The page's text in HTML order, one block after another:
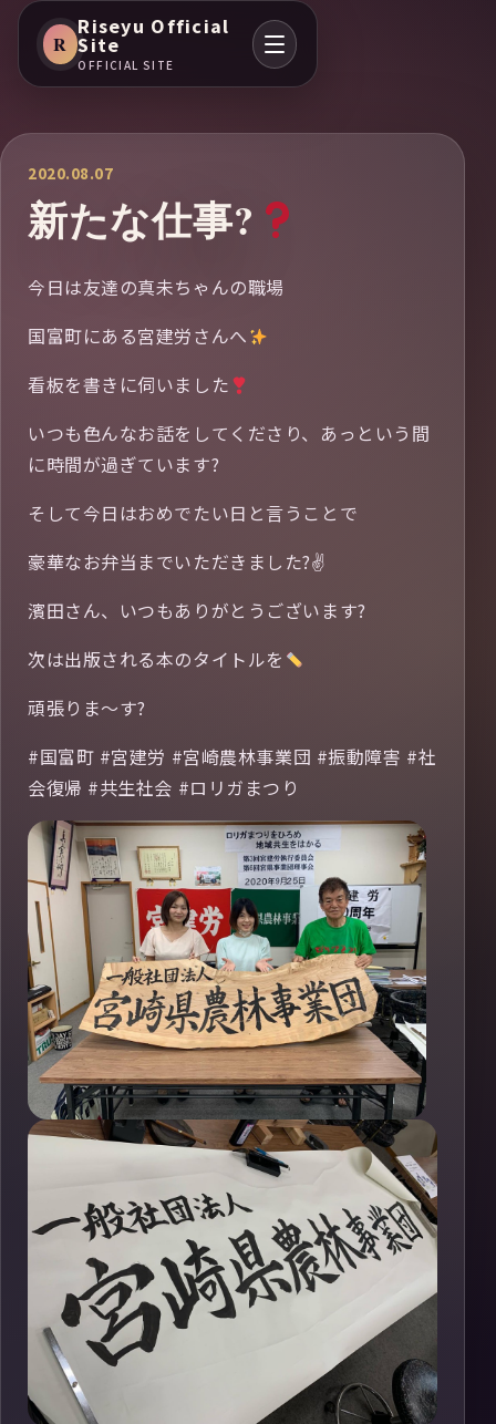
R
Riseyu Official
Site
OFFICIAL SITE
2020.08.07
新たな仕事?
今日は友達の真未ちゃんの職場
国富町にある宮建労さんへ
看板を書きに伺いました
いつも色んなお話をしてくださり、あっという間
に時間が過ぎています?
そして今日はおめでたい日と言うことで
豪華なお弁当までいただきました?✌️
濱田さん、いつもありがとうございます?
次は出版される本のタイトルを
頑張りま〜す?
#国富町 #宮建労 #宮崎農林事業団 #振動障害 #社
会復帰 #共生社会 #ロリガまつり